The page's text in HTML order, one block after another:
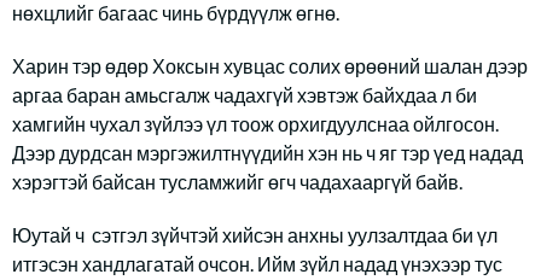
нөхцлийг багаас чинь бүрдүүлж өгнө.
Харин тэр өдөр Хоксын хувцас солих өрөөний шалан дээр
аргаа баран амьсгалж чадахгүй хэвтэж байхдаа л би
хамгийн чухал зүйлээ үл тоож орхигдуулснаа ойлгосон.
Дээр дурдсан мэргэжилтнүүдийн хэн нь ч яг тэр үед надад
хэрэгтэй байсан тусламжийг өгч чадахааргүй байв.
Юутай ч сэтгэл зүйчтэй хийсэн анхны уулзалтдаа би үл
итгэсэн хандлагатай очсон. Ийм зүйл надад үнэхээр тус